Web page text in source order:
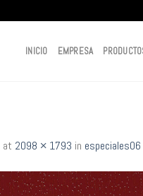
INICIO EMPRESA
at 2098 × 1793 in especiales06